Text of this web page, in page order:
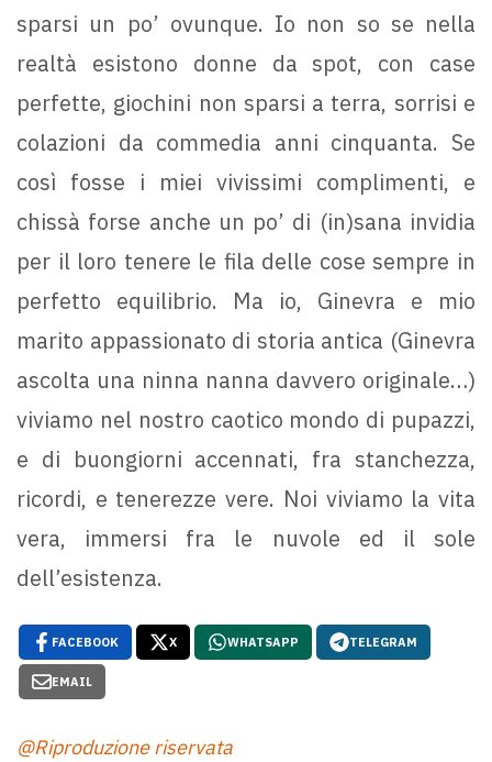
sparsi un po’ ovunque. Io non so se nella
realtà esistono donne da spot, con case
perfette, giochini non sparsi a terra, sorrisi e
colazioni da commedia anni cinquanta. Se
così fosse i miei vivissimi complimenti, e
chissà forse anche un po’ di (in)sana invidia
per il loro tenere le fila delle cose sempre in
perfetto equilibrio. Ma io, Ginevra e mio
marito appassionato di storia antica (Ginevra
ascolta una ninna nanna davvero originale…)
viviamo nel nostro caotico mondo di pupazzi,
e di buongiorni accennati, fra stanchezza,
ricordi, e tenerezze vere. Noi viviamo la vita
vera, immersi fra le nuvole ed il sole
dell’esistenza.
FACEBOOK X WHATSAPP TELEGRAM
EMAIL
@Riproduzione riservata